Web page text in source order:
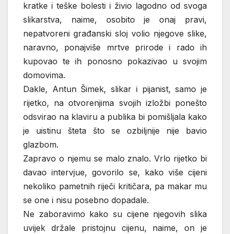
kratke i teške bolesti i živio lagodno od svoga
slikarstva, naime, osobito je onaj pravi,
nepatvoreni građanski sloj volio njegove slike,
naravno, ponajviše mrtve prirode i rado ih
kupovao te ih ponosno pokazivao u svojim
domovima.
Dakle, Antun Šimek, slikar i pijanist, samo je
rijetko, na otvorenjima svojih izložbi ponešto
odsvirao na klaviru a publika bi pomišljala kako
je uistinu šteta što se ozbiljnije nije bavio
glazbom.
Zapravo o njemu se malo znalo. Vrlo rijetko bi
davao intervjue, govorilo se, kako više cijeni
nekoliko pametnih riječi kritičara, pa makar mu
se one i nisu posebno dopadale.
Ne zaboravimo kako su cijene njegovih slika
uvijek držale pristojnu cijenu, naime, on je